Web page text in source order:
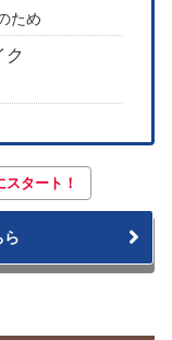
ため
スタート！